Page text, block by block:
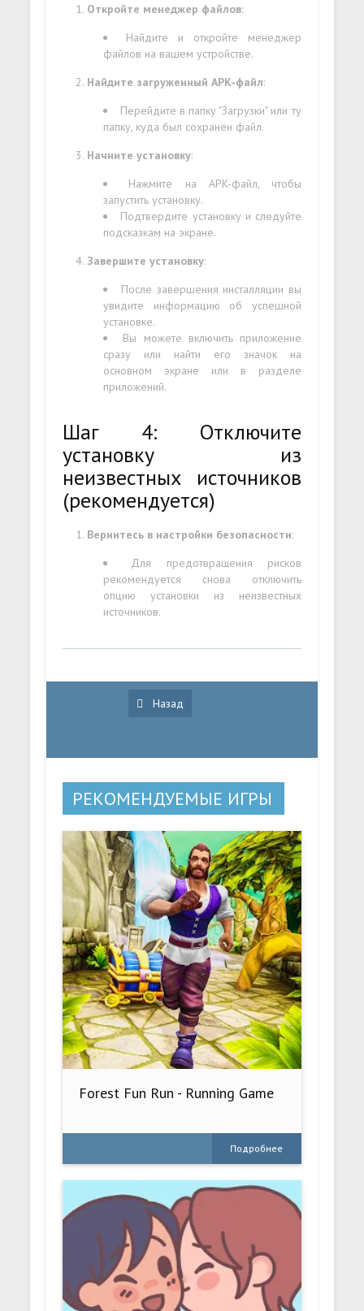
Откройте менеджер файлов:
Найдите и откройте менеджер
файлов на вашем устройстве.
Найдите загруженный APK-файл:
Перейдите в папку "Загрузки" или ту
папку, куда был сохранён файл.
Начните установку:
Нажмите на APK-файл, чтобы
запустить установку.
Подтвердите установку и следуйте
подсказкам на экране.
Завершите установку:
После завершения инсталляции вы
увидите информацию об успешной
установке.
Вы можете включить приложение
сразу или найти его значок на
основном экране или в разделе
приложений.
Шаг 4: Отключите
установку из
неизвестных источников
(рекомендуется)
Вернитесь в настройки безопасности:
Для предотвращения рисков
рекомендуется снова отключить
опцию установки из неизвестных
источников.
Назад
РЕКОМЕНДУЕМЫЕ ИГРЫ
Forest Fun Run - Running Game
Подробнее